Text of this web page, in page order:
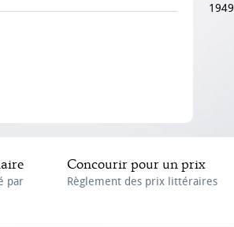
1949
par
Concourir pour un prix
Règlement des prix littéraires